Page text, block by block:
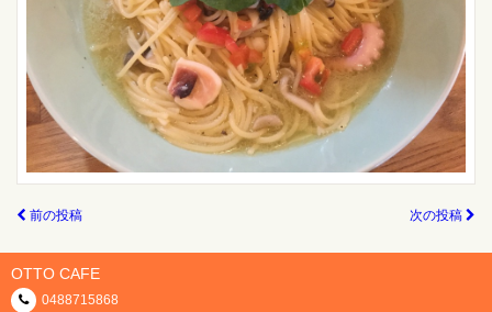
前の投稿 次の投稿
OTTO CAFE
0488715868